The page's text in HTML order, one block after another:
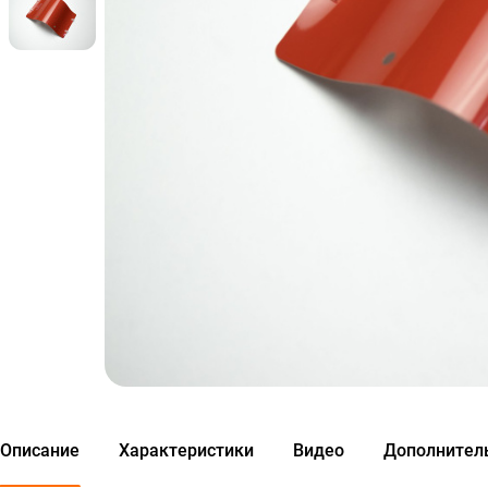
Описание Характеристики Видео